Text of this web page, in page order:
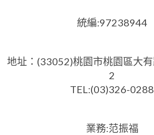
統編:97238944
地址：(33052)桃園市桃園區大
2
TEL:(03)326-0288
業務:范振福